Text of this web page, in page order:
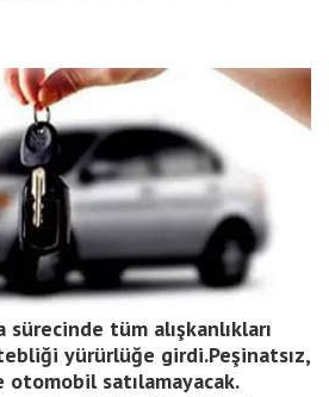
tüm alışkanlıkları
yürürlüğe girdi.Peşinatsız,
otomobil satılamayacak.